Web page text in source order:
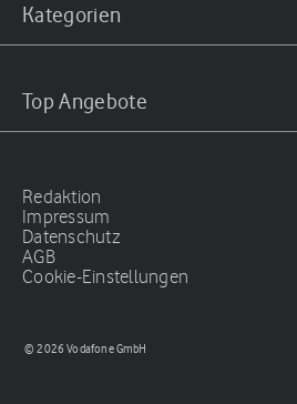
Kategorien
Top Angebote
Redaktion
Impressum
Datenschutz
AGB
Cookie-Einstellungen
© 2026 Vodafone GmbH